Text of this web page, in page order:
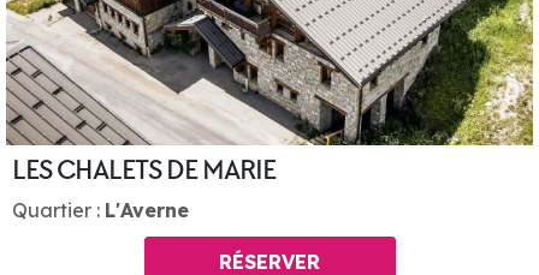
LES CHALETS DE MARIE
Quartier : L'Averne
RÉSERVER